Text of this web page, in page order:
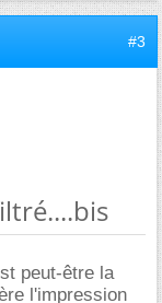
#3
peut-être la
l'impression